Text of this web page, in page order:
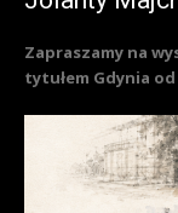
Zapraszamy na
tytułem Gdynia